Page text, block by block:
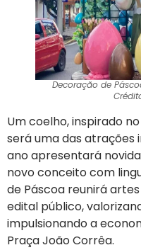
Decoração de
Um coelho, inspirado
será uma das atrações
ano apresentará
novo conceito com
de Páscoa reunirá
edital público,
impulsionando a
Praça João Corrêa.